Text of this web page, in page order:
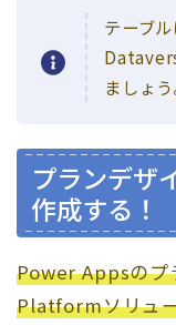
テーブ
ましょう
プランデザ
作成する！
Power Appsのプ
Platformソリュ